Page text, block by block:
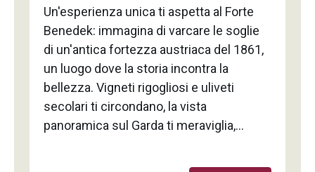
Un'esperienza unica ti aspetta al Forte
Benedek: immagina di varcare le soglie
di un'antica fortezza austriaca del 1861,
un luogo dove la storia incontra la
bellezza. Vigneti rigogliosi e uliveti
secolari ti circondano, la vista
panoramica sul Garda ti meraviglia,
prelibatezze locali ti aspetta. Profumi